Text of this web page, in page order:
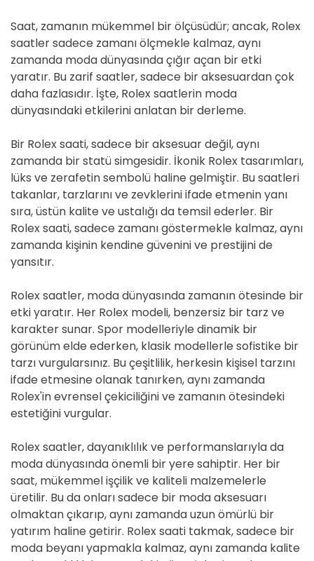
Saat, zamanın mükemmel bir ölçüsüdür; ancak, Rolex
saatler sadece zamanı ölçmekle kalmaz, aynı
zamanda moda dünyasında çığır açan bir etki
yaratır. Bu zarif saatler, sadece bir aksesuardan çok
daha fazlasıdır. İşte, Rolex saatlerin moda
dünyasındaki etkilerini anlatan bir derleme.
Bir Rolex saati, sadece bir aksesuar değil, aynı
zamanda bir statü simgesidir. İkonik Rolex tasarımları,
lüks ve zerafetin sembolü haline gelmiştir. Bu saatleri
takanlar, tarzlarını ve zevklerini ifade etmenin yanı
sıra, üstün kalite ve ustalığı da temsil ederler. Bir
Rolex saati, sadece zamanı göstermekle kalmaz, aynı
zamanda kişinin kendine güvenini ve prestijini de
yansıtır.
Rolex saatler, moda dünyasında zamanın ötesinde bir
etki yaratır. Her Rolex modeli, benzersiz bir tarz ve
karakter sunar. Spor modelleriyle dinamik bir
görünüm elde ederken, klasik modellerle sofistike bir
tarzı vurgularsınız. Bu çeşitlilik, herkesin kişisel tarzını
ifade etmesine olanak tanırken, aynı zamanda
Rolex'in evrensel çekiciliğini ve zamanın ötesindeki
estetiğini vurgular.
Rolex saatler, dayanıklılık ve performanslarıyla da
moda dünyasında önemli bir yere sahiptir. Her bir
saat, mükemmel işçilik ve kaliteli malzemelerle
üretilir. Bu da onları sadece bir moda aksesuarı
olmaktan çıkarıp, aynı zamanda uzun ömürlü bir
yatırım haline getirir. Rolex saati takmak, sadece bir
moda beyanı yapmakla kalmaz, aynı zamanda kalite